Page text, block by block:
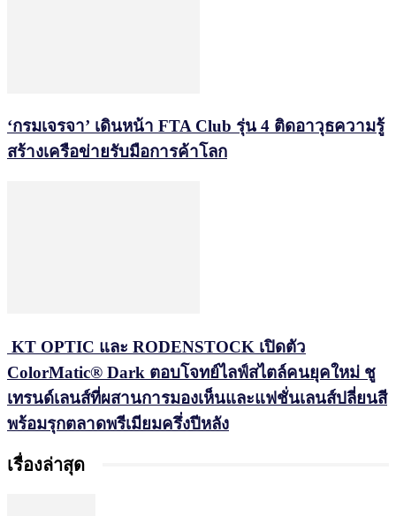
‘กรมเจรจา’ เดินหน้า FTA Club รุ่น 4 ติดอาวุธความรู้
สร้างเครือข่ายรับมือการค้าโลก
KT OPTIC และ RODENSTOCK เปิดตัว
ColorMatic® Dark ตอบโจทย์ไลฟ์สไตล์คนยุคใหม่ ชู
เทรนด์เลนส์ที่ผสานการมองเห็นและแฟชั่นเลนส์ปลี่ยนสี
พร้อมรุกตลาดพรีเมียมครึ่งปีหลัง
เรื่องล่าสุด